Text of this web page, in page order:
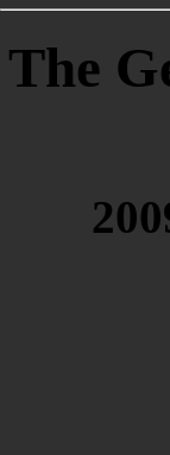
The